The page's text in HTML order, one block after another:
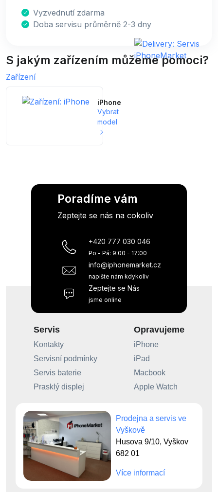
Vyzvednutí zdarma
Doba servisu průměrně 2-3 dny
S jakým zařízením můžeme pomoci?
Zařízení
iPhone
Vybrat
model
Poradíme vám
Zeptejte se nás na cokoliv
+420 777 030 046
Po - Pá: 9:00 - 17:00
info@iphonemarket.cz
napište nám kdykoliv
Zeptejte se Nás
jsme online
Servis
Kontakty
Servisní podmínky
Servis baterie
Prasklý displej
Opravujeme
iPhone
iPad
Macbook
Apple Watch
Prodejna a servis ve
Vyškově
Husova 9/10, Vyškov
682 01
Více informací